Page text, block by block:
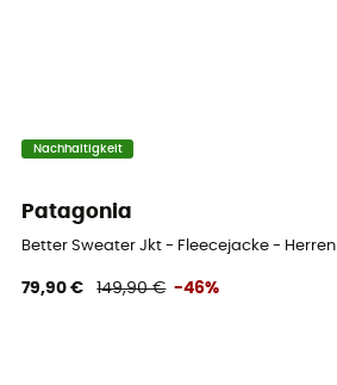
Nachhaltigkeit
Patagonia
Better Sweater Jkt - Fleecejacke - Herren
79,90 € 149,90 € -46%